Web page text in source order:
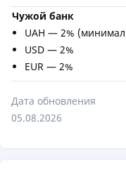
Чужой банк
UAH — 2%
USD — 2%
EUR — 2%
Дата обновления
05.08.2026